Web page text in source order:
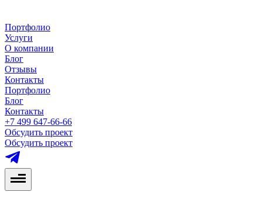
Портфолио
Услуги
О компании
Блог
Отзывы
Контакты
Портфолио
Блог
Контакты
+7 499 647-66-66
Обсудить проект
Обсудить проект